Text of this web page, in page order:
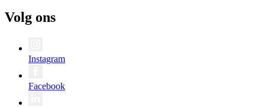
Volg ons
Instagram
Facebook